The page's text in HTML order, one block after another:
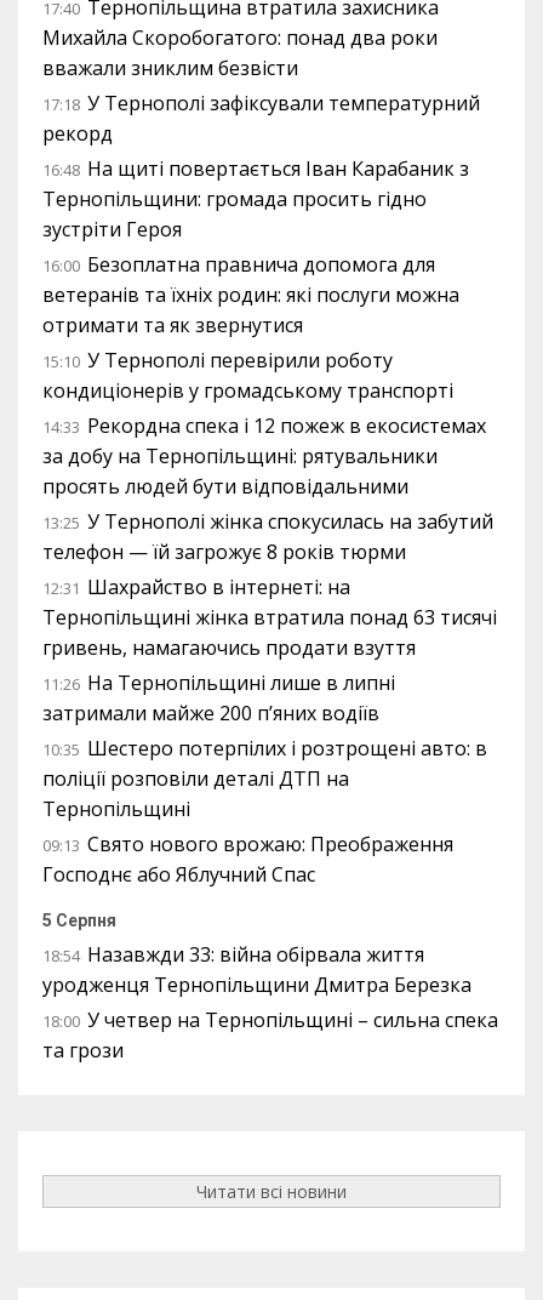
17:40 Тернопільщина втратила захисника
Михайла Скоробогатого: понад два роки
вважали зниклим безвісти
17:18 У Тернополі зафіксували температурний
рекорд
16:48 На щиті повертається Іван Карабаник з
Тернопільщини: громада просить гідно
зустріти Героя
16:00 Безоплатна правнича допомога для
ветеранів та їхніх родин: які послуги можна
отримати та як звернутися
15:10 У Тернополі перевірили роботу
кондиціонерів у громадському транспорті
14:33 Рекордна спека і 12 пожеж в екосистемах
за добу на Тернопільщині: рятувальники
просять людей бути відповідальними
13:25 У Тернополі жінка спокусилась на забутий
телефон — їй загрожує 8 років тюрми
12:31 Шахрайство в інтернеті: на
Тернопільщині жінка втратила понад 63 тисячі
гривень, намагаючись продати взуття
11:26 На Тернопільщині лише в липні
затримали майже 200 п’яних водіїв
10:35 Шестеро потерпілих і розтрощені авто: в
поліції розповіли деталі ДТП на
Тернопільщині
09:13 Свято нового врожаю: Преображення
Господнє або Яблучний Спас
5 Серпня
18:54 Назавжди 33: війна обірвала життя
уродженця Тернопільщини Дмитра Березка
18:00 У четвер на Тернопільщині – сильна спека
та грози
Читати всі новини